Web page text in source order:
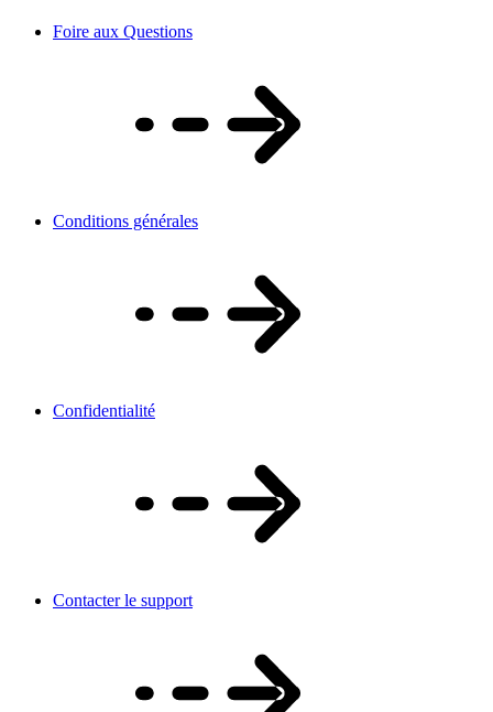
Foire aux Questions
Conditions générales
Confidentialité
Contacter le support